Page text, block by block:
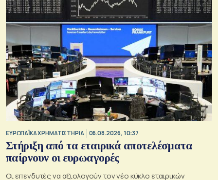
ΕΥΡΩΠΑΪΚΑ ΧΡΗΜΑΤΙΣΤΗΡΙΑ 06.08.2026, 10:37
Στήριξη από τα εταιρικά αποτελέσματα
παίρνουν οι ευρωαγορές
Οι επενδυτές να αξιολογούν τον νέο κύκλο εταιρικών